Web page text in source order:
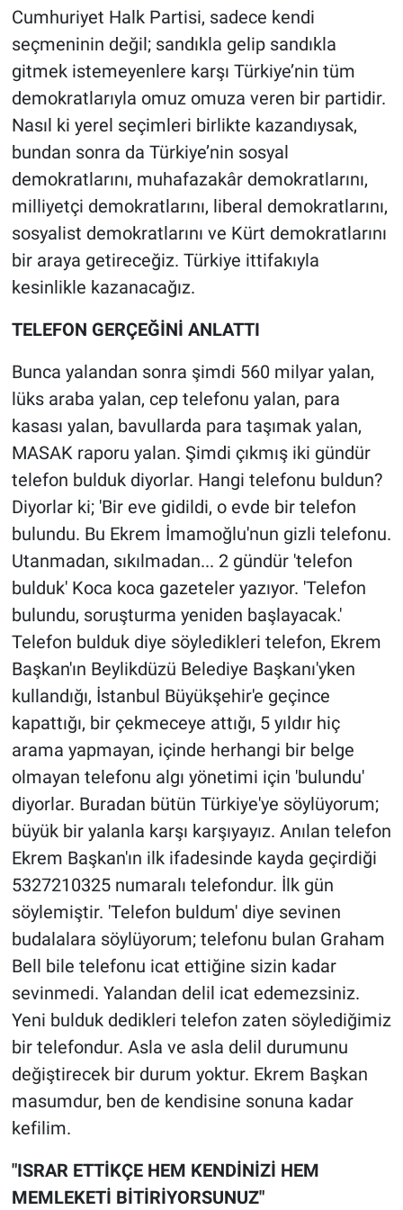
Cumhuriyet Halk Partisi, sadece kendi
seçmeninin değil; sandıkla gelip sandıkla
gitmek istemeyenlere karşı Türkiye’nin tüm
demokratlarıyla omuz omuza veren bir partidir.
Nasıl ki yerel seçimleri birlikte kazandıysak,
bundan sonra da Türkiye’nin sosyal
demokratlarını, muhafazakâr demokratlarını,
milliyetçi demokratlarını, liberal demokratlarını,
sosyalist demokratlarını ve Kürt demokratlarını
bir araya getireceğiz. Türkiye ittifakıyla
kesinlikle kazanacağız.
TELEFON GERÇEĞİNİ ANLATTI
Bunca yalandan sonra şimdi 560 milyar yalan,
lüks araba yalan, cep telefonu yalan, para
kasası yalan, bavullarda para taşımak yalan,
MASAK raporu yalan. Şimdi çıkmış iki gündür
telefon bulduk diyorlar. Hangi telefonu buldun?
Diyorlar ki; 'Bir eve gidildi, o evde bir telefon
bulundu. Bu Ekrem İmamoğlu'nun gizli telefonu.
Utanmadan, sıkılmadan... 2 gündür 'telefon
bulduk' Koca koca gazeteler yazıyor. 'Telefon
bulundu, soruşturma yeniden başlayacak.'
Telefon bulduk diye söyledikleri telefon, Ekrem
Başkan'ın Beylikdüzü Belediye Başkanı'yken
kullandığı, İstanbul Büyükşehir'e geçince
kapattığı, bir çekmeceye attığı, 5 yıldır hiç
arama yapmayan, içinde herhangi bir belge
olmayan telefonu algı yönetimi için 'bulundu'
diyorlar. Buradan bütün Türkiye'ye söylüyorum;
büyük bir yalanla karşı karşıyayız. Anılan telefon
Ekrem Başkan'ın ilk ifadesinde kayda geçirdiği
5327210325 numaralı telefondur. İlk gün
söylemiştir. 'Telefon buldum' diye sevinen
budalalara söylüyorum; telefonu bulan Graham
Bell bile telefonu icat ettiğine sizin kadar
sevinmedi. Yalandan delil icat edemezsiniz.
Yeni bulduk dedikleri telefon zaten söylediğimiz
bir telefondur. Asla ve asla delil durumunu
değiştirecek bir durum yoktur. Ekrem Başkan
masumdur, ben de kendisine sonuna kadar
kefilim.
"ISRAR ETTİKÇE HEM KENDİNİZİ HEM
MEMLEKETİ BİTİRİYORSUNUZ"